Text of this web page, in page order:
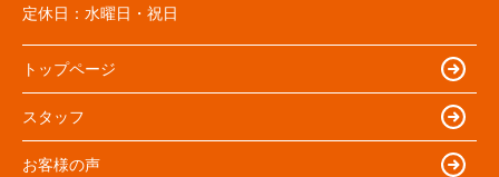
定休日： 水曜日・祝日
トップページ
スタッフ
お客様の声